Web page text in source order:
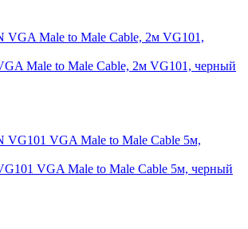
Male to Male Cable, 2м VG101, черный
VGA Male to Male Cable 5м, черный